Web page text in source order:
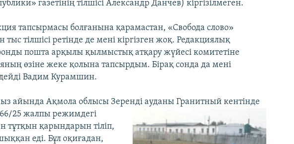
газетінің тілшісі Александр Данчев) кіргізілмеген.
тапсырмасы болғанына қарамастан, «Свобода слово»
тыс тілшісі ретінде де мені кіргізген жоқ. Редакциялық
пошта арқылы қылмыстық атқару жүйесі комитетіне
өзіне жеке қолына тапсырдым. Бірақ сонда да мені
дейді Вадим Курамшин.
айында Ақмола облысы Зеренді ауданы Гранитныйкентінде
25 жалпы режимдегі
тұтқын қарындарын тіліп,
еді. Бұл оқиғадан,